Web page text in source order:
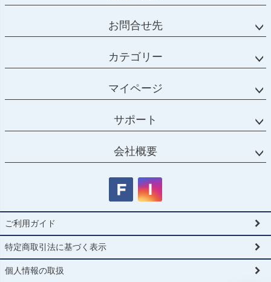
お問合せ先
カテゴリー
マイページ
サポート
会社概要
ご利用ガイド
特定商取引法に基づく表示
個人情報の取扱